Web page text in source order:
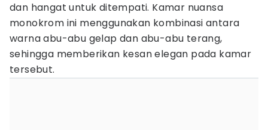
dan hangat untuk ditempati. Kamar nuansa
monokrom ini menggunakan kombinasi antara
warna abu-abu gelap dan abu-abu terang,
sehingga memberikan kesan elegan pada kamar
tersebut.